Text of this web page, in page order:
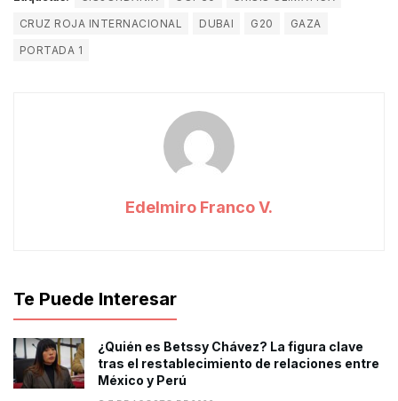
CRUZ ROJA INTERNACIONAL
DUBAI G20
GAZA
PORTADA 1
Edelmiro Franco V.
Te Puede Interesar
¿Quién es Betssy Chávez? La figura clave
tras el restablecimiento de relaciones entre
México y Perú